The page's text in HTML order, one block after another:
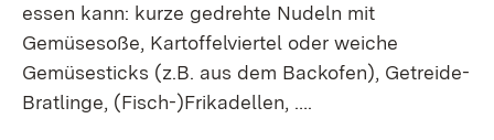
essen kann: kurze gedrehte Nudeln mit
Gemüsesoße, Kartoffelviertel oder weiche
Gemüsesticks (z.B. aus dem Backofen), Getreide-
Bratlinge, (Fisch-)Frikadellen, ….